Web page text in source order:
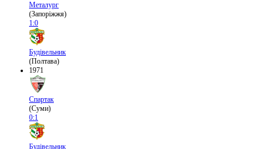
Металург
(Запоріжжя)
1:0
Будівельник
(Полтава)
1971
Спартак
(Суми)
0:1
Будівельник